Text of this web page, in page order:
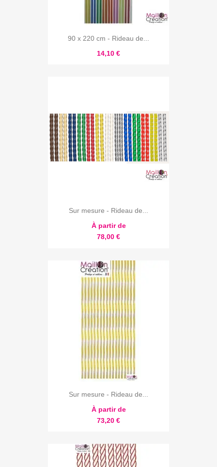
90 x 220 cm - Rideau de...
14,10 €
Sur mesure - Rideau de...
À partir de
78,00 €
Sur mesure - Rideau de...
À partir de
73,20 €